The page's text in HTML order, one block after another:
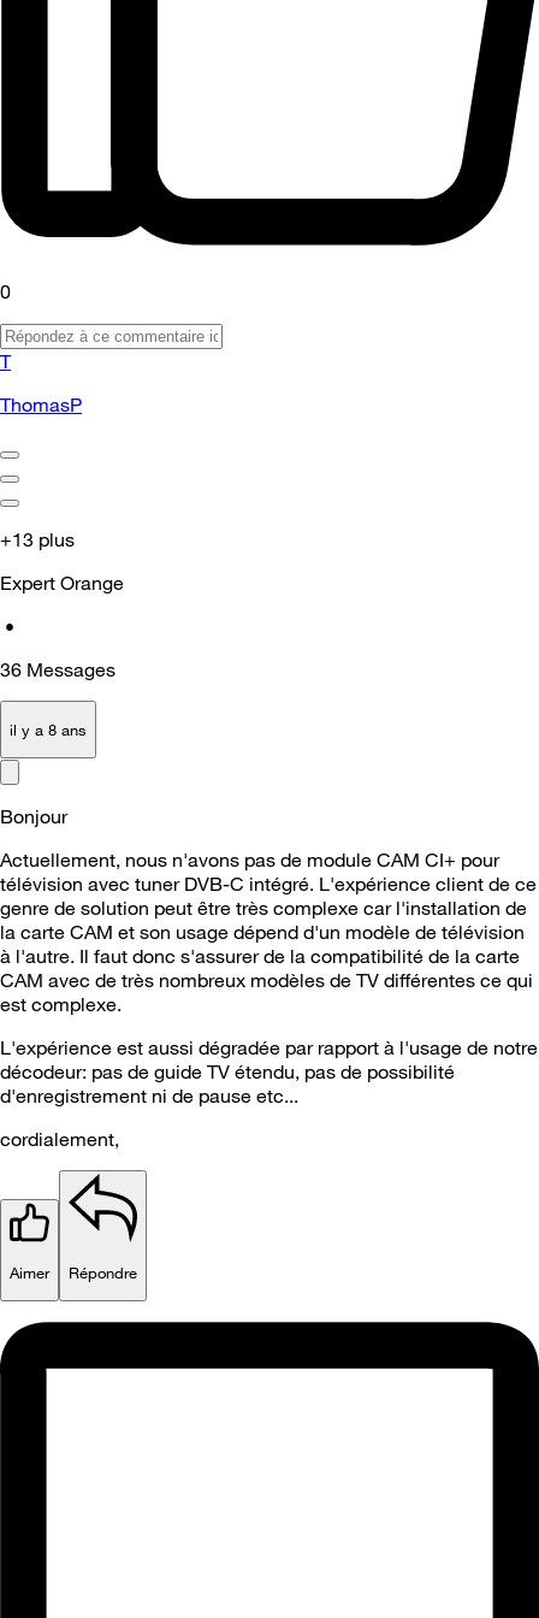
0
T
ThomasP
+13 plus
Expert Orange
•
36 Messages
il y a 8 ans
Bonjour
Actuellement, nous n'avons pas de module CAM CI+ pour
télévision avec tuner DVB-C intégré. L'expérience client de ce
genre de solution peut être très complexe car l'installation de
la carte CAM et son usage dépend d'un modèle de télévision
à l'autre. Il faut donc s'assurer de la compatibilité de la carte
CAM avec de très nombreux modèles de TV différentes ce qui
est complexe.
L'expérience est aussi dégradée par rapport à l'usage de notre
décodeur: pas de guide TV étendu, pas de possibilité
d'enregistrement ni de pause etc...
cordialement,
Aimer Répondre